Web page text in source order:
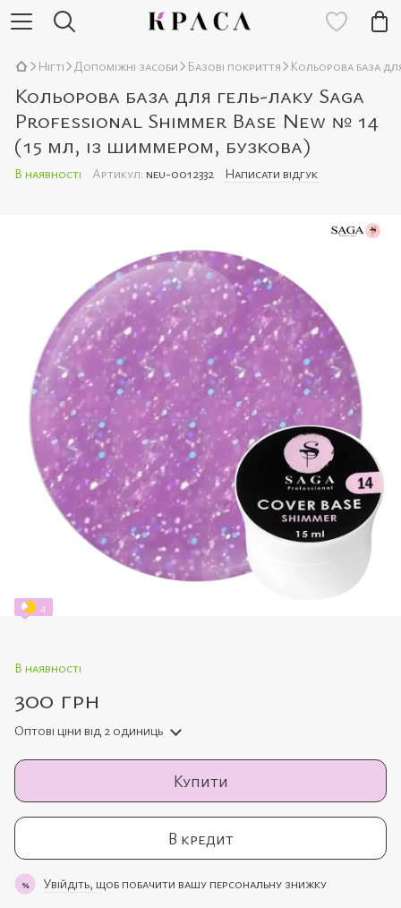
Нігті Допоміжні засоби Базові покриття Кольорова база
Кольорова база для гель-лаку Saga
Professional Shimmer Base New № 14
(15 мл, із шиммером, бузкова)
В наявності Артикул: neu-0012332 Написати відгук
4
В наявності
300 грн
Оптові ціни від 2 одиниць
Купити
В кредит
% Увійдіть, щоб побачити вашу персональну знижку